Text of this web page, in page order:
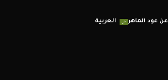
عن عود الماهر العربية